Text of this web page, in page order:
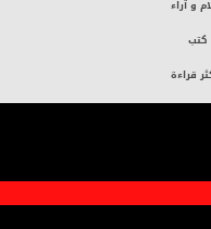
و آراء
كتب
قراءة